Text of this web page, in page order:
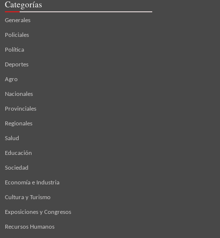
Categorías
Generales
Policiales
Política
Deportes
Agro
Nacionales
Provinciales
Regionales
Salud
Educación
Sociedad
Economía e Industria
Cultura y Turismo
Exposiciones y Congresos
Recursos Humanos